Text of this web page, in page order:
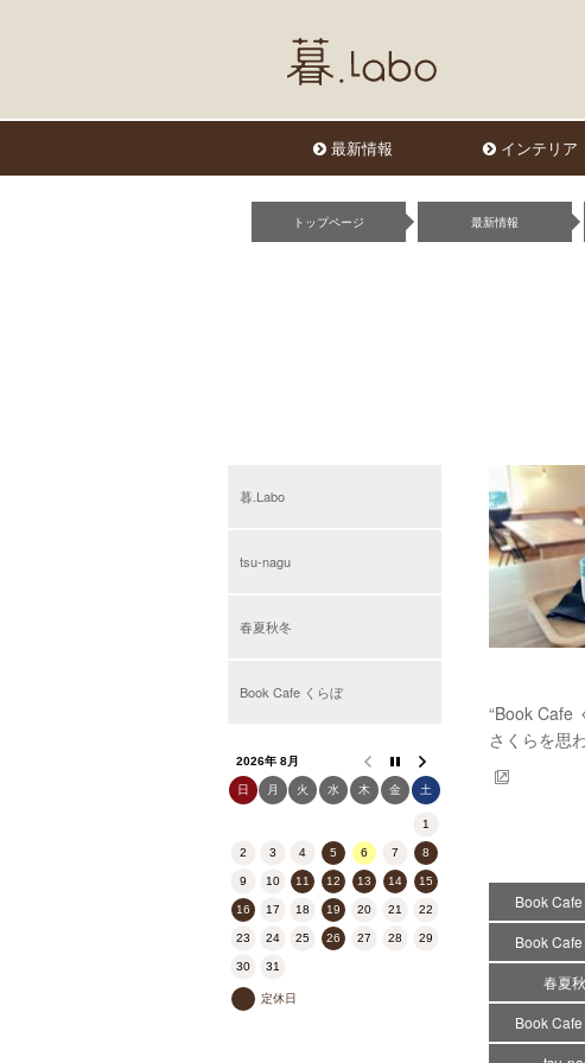
最新情報 インテリア
トップページ 最新情報
暮.Labo
tsu-nagu
春夏秋冬
Book Cafe くらぼ
2026年 8月
日 月 火 水 木 金 土
1
2 3 4 5 6 7 8
9 10 11 12 13 14 15
16 17 18 19 20 21 22
23 24 25 26 27 28 29
30 31
定休日
“Book Cafe
さくらを思
Book
Book
春夏
Book